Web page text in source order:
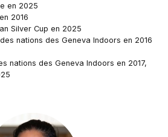
en 2025
2016
Silver Cup en 2025
nations des Geneva Indoors en 2016
nations des Geneva Indoors en 2017,